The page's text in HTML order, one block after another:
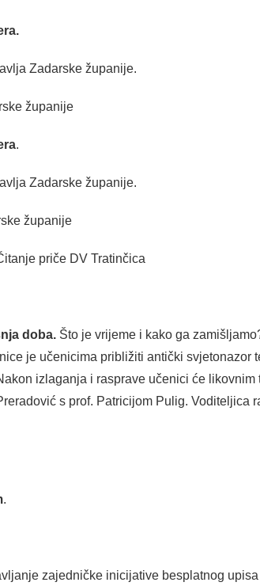
Zadarske županije.
županije
.
Zadarske županije.
županije
priče DV Tratinčica
doba. Što je vrijeme i kako ga
je učenicima približiti antički svjetonazor
izlaganja i rasprave učenici će
s prof. Patricijom Pulig. Voditeljica
.
zajedničke inicijative besplatnog